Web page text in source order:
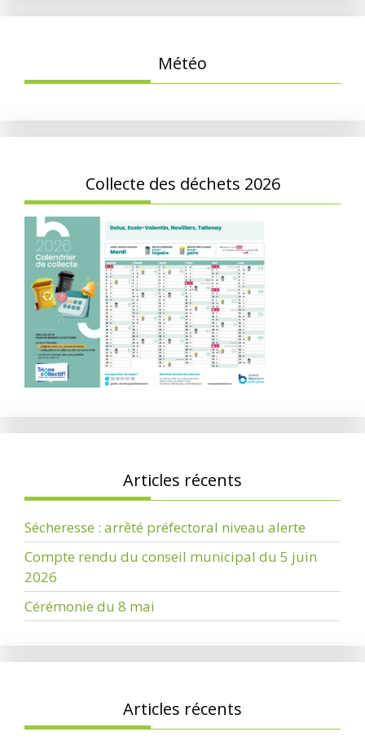
Météo
Collecte des déchets 2026
Articles récents
Sécheresse : arrêté préfectoral niveau alerte
Compte rendu du conseil municipal du 5 juin
2026
Cérémonie du 8 mai
Articles récents